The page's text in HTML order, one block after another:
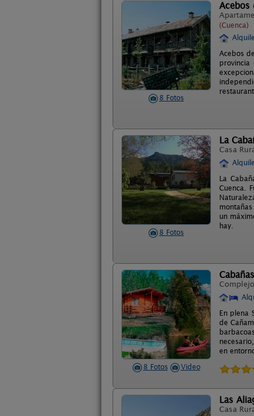
8 Fotos
Acebos
(Cuenca)
Acebos
8 Fotos
La
Casa
La
Cuenca.
un
hay.
8 Fotos Video
En plena
de
en
Las
Casa